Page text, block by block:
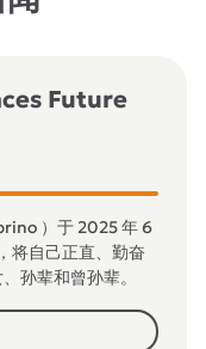
Future
）于 2025 年 6
将自己正直、勤奋
孙辈和曾孙辈。